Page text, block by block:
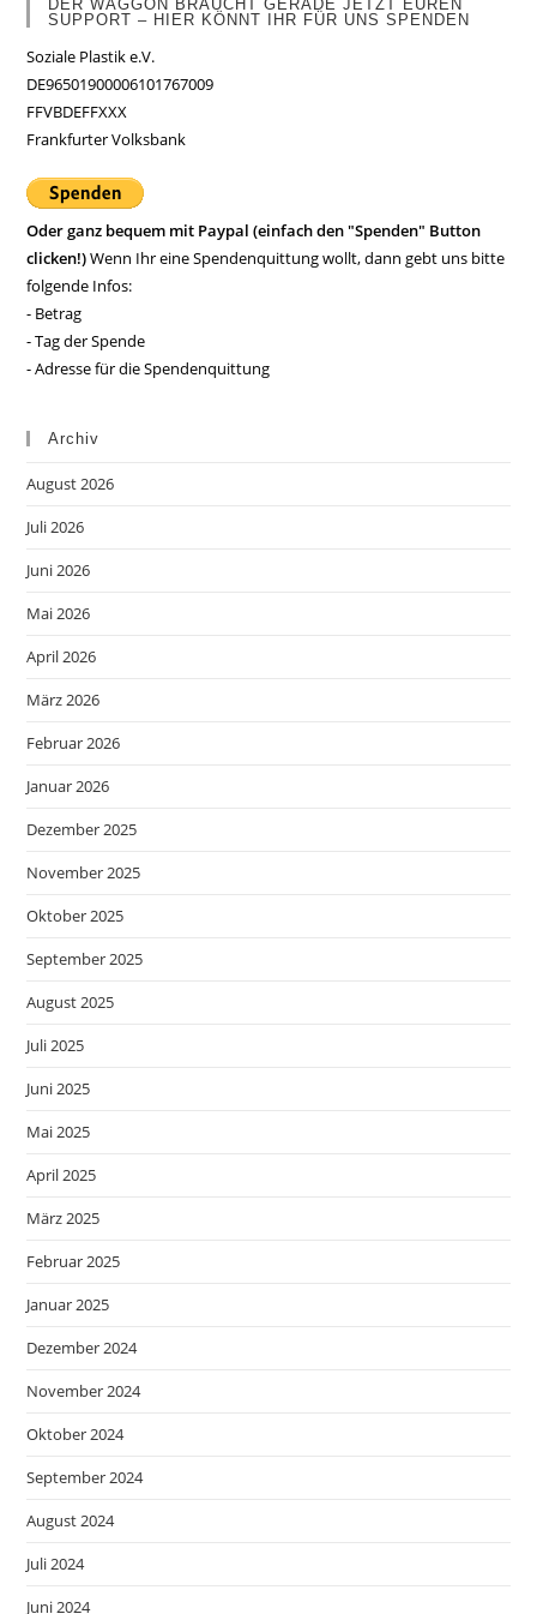
DER WAGGON BRAUCHT GERADE JETZT EUREN
SUPPORT – HIER KÖNNT IHR FÜR UNS SPENDEN
Soziale Plastik e.V.
DE96501900006101767009
FFVBDEFFXXX
Frankfurter Volksbank
Oder ganz bequem mit Paypal (einfach den "Spenden" Button
clicken!)Wenn Ihr eine Spendenquittung wollt, dann gebt uns bitte
folgende Infos:
- Betrag
- Tag der Spende
- Adresse für die Spendenquittung
Archiv
August 2026
Juli 2026
Juni 2026
Mai 2026
April 2026
März 2026
Februar 2026
Januar 2026
Dezember 2025
November 2025
Oktober 2025
September 2025
August 2025
Juli 2025
Juni 2025
Mai 2025
April 2025
März 2025
Februar 2025
Januar 2025
Dezember 2024
November 2024
Oktober 2024
September 2024
August 2024
Juli 2024
Juni 2024